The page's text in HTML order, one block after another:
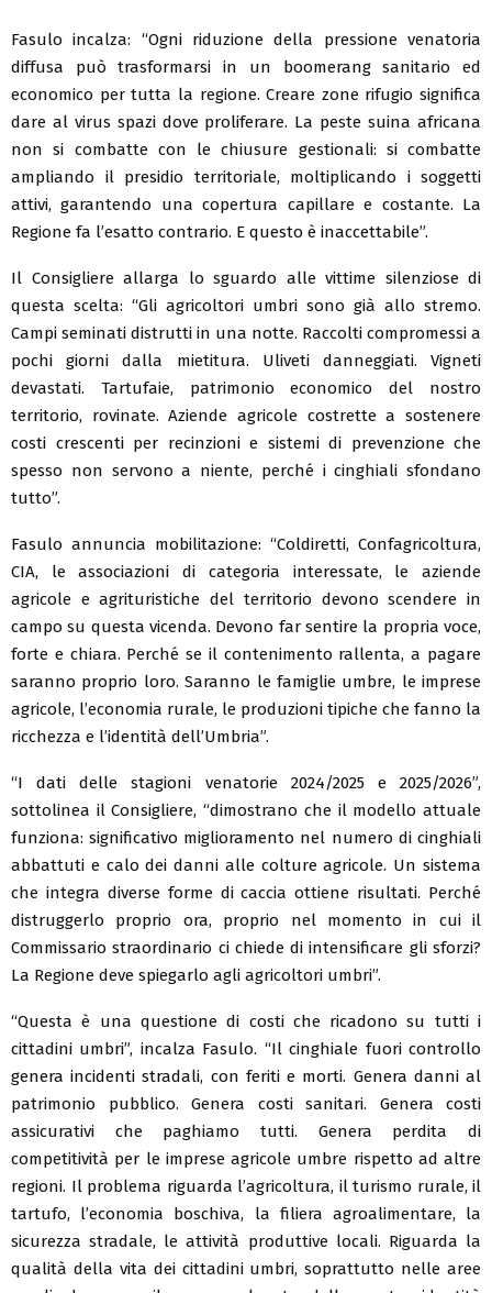
Fasulo incalza: “Ogni riduzione della pressione venatoria
diffusa può trasformarsi in un boomerang sanitario ed
economico per tutta la regione. Creare zone rifugio significa
dare al virus spazi dove proliferare. La peste suina africana
non si combatte con le chiusure gestionali: si combatte
ampliando il presidio territoriale, moltiplicando i soggetti
attivi, garantendo una copertura capillare e costante. La
Regione fa l’esatto contrario. E questo è inaccettabile”.
Il Consigliere allarga lo sguardo alle vittime silenziose di
questa scelta: “Gli agricoltori umbri sono già allo stremo.
Campi seminati distrutti in una notte. Raccolti compromessi a
pochi giorni dalla mietitura. Uliveti danneggiati. Vigneti
devastati. Tartufaie, patrimonio economico del nostro
territorio, rovinate. Aziende agricole costrette a sostenere
costi crescenti per recinzioni e sistemi di prevenzione che
spesso non servono a niente, perché i cinghiali sfondano
tutto”.
Fasulo annuncia mobilitazione: “Coldiretti, Confagricoltura,
CIA, le associazioni di categoria interessate, le aziende
agricole e agrituristiche del territorio devono scendere in
campo su questa vicenda. Devono far sentire la propria voce,
forte e chiara. Perché se il contenimento rallenta, a pagare
saranno proprio loro. Saranno le famiglie umbre, le imprese
agricole, l’economia rurale, le produzioni tipiche che fanno la
ricchezza e l’identità dell’Umbria”.
“I dati delle stagioni venatorie 2024/2025 e 2025/2026”,
sottolinea il Consigliere, “dimostrano che il modello attuale
funziona: significativo miglioramento nel numero di cinghiali
abbattuti e calo dei danni alle colture agricole. Un sistema
che integra diverse forme di caccia ottiene risultati. Perché
distruggerlo proprio ora, proprio nel momento in cui il
Commissario straordinario ci chiede di intensificare gli sforzi?
La Regione deve spiegarlo agli agricoltori umbri”.
“Questa è una questione di costi che ricadono su tutti i
cittadini umbri”, incalza Fasulo. “Il cinghiale fuori controllo
genera incidenti stradali, con feriti e morti. Genera danni al
patrimonio pubblico. Genera costi sanitari. Genera costi
assicurativi che paghiamo tutti. Genera perdita di
competitività per le imprese agricole umbre rispetto ad altre
regioni. Il problema riguarda l’agricoltura, il turismo rurale, il
tartufo, l’economia boschiva, la filiera agroalimentare, la
sicurezza stradale, le attività produttive locali. Riguarda la
qualità della vita dei cittadini umbri, soprattutto nelle aree